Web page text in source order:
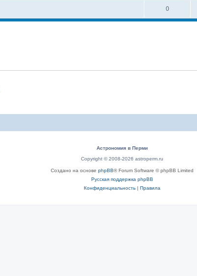
0
Астрономия в Перми
Copyright © 2008-2026 astroperm.ru
Создано на основе phpBB® Forum Software © phpBB Limited
Русская поддержка phpBB
Конфиденциальность| Правила